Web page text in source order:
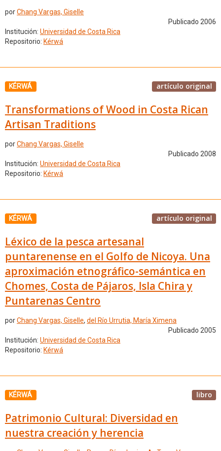
porChang Vargas, Giselle
Publicado 2006
Institución: Universidad de Costa Rica
Repositorio: Kérwá
KÉRWÁ artículo original
Transformations of Wood in Costa Rican
Artisan Traditions
porChang Vargas, Giselle
Publicado 2008
Institución: Universidad de Costa Rica
Repositorio: Kérwá
KÉRWÁ artículo original
Léxico de la pesca artesanal
puntarenense en el Golfo de Nicoya. Una
aproximación etnográfico-semántica en
Chomes, Costa de Pájaros, Isla Chira y
Puntarenas Centro
porChang Vargas, Giselle, del Río Urrutia, María Ximena
Publicado 2005
Institución: Universidad de Costa Rica
Repositorio: Kérwá
KÉRWÁ libro
Patrimonio Cultural: Diversidad en
nuestra creación y herencia